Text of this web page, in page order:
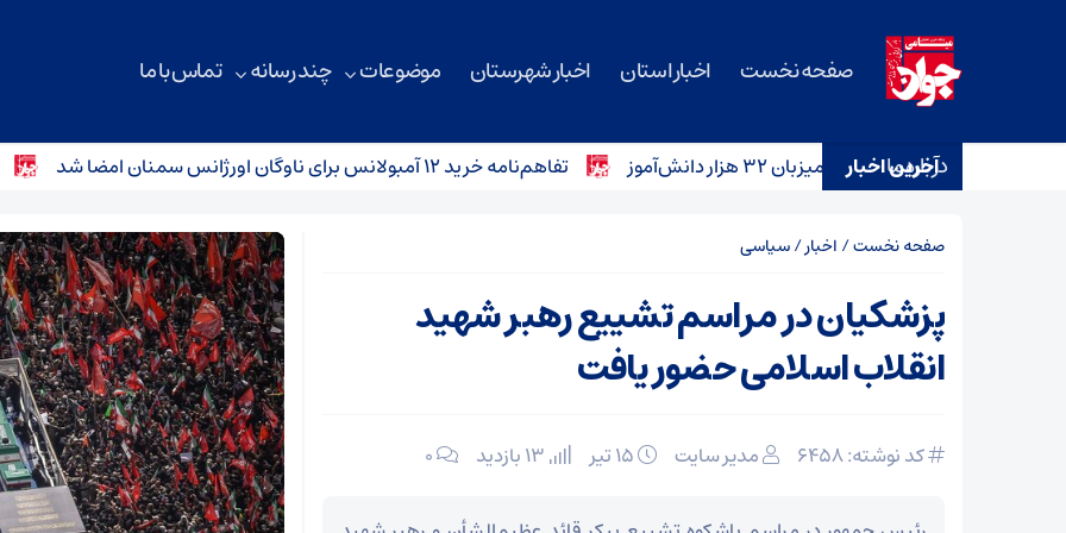
صفحه نخست اخبار استان اخبار شهرستان موضوعات چند رسانه تماس با ما
درباره ما
آخرین اخبار تفاهم‌نامه خرید ۱۲ آمبولانس برای ناوگان اورژانس سمنان امضا شد ۳ سانحه رانندگی در محورهای استان سمنان؛ کودک ۴ ساله جان باخت
صفحه نخست/ اخبار/سیاسی
پزشکیان در مراسم تشییع رهبر شهید
انقلاب اسلامی حضور یافت
کد نوشته: 6458 مدیر سایت ۰